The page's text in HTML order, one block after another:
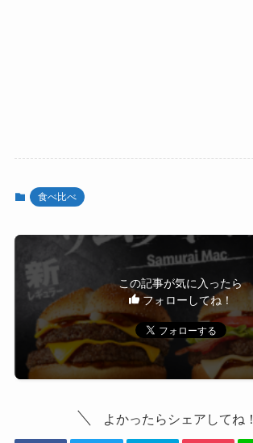
食べ比べ
この記事が気に入ったら
フォローしてね！
よかったらシェアしてね！